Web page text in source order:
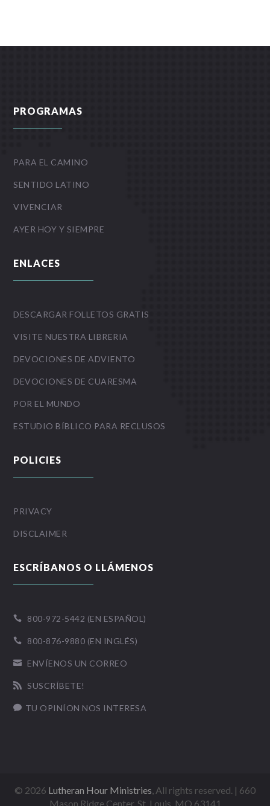
PROGRAMAS
PARA EL CAMINO
SENTIDO LATINO
VIVENCIAR
AYER HOY Y SIEMPRE
ENLACES
DESCARGAR FOLLETOS GRATIS
VISITE NUESTRA LIBRERIA
DEVOCIONES DE ADVIENTO
DEVOCIONES DE CUARESMA
POR EL MUNDO
ESTUDIO BÍBLICO PARA RECLUSOS
POLICIES
PRIVACY
DISCLAIMER
ESCRÍBANOS O LLÁMENOS
 800-972-5442 (EN ESPAÑOL)
 800-876-9880 (EN INGLÉS)
 ENVÍENOS UN CORREO
 SUSCRÍBETE!
 TU OPINÍON NOS INTERESA
© 2026 Lutheran Hour Ministries, All rights reserved. | 660
Mason Ridge Center, St. Louis, MO 63141